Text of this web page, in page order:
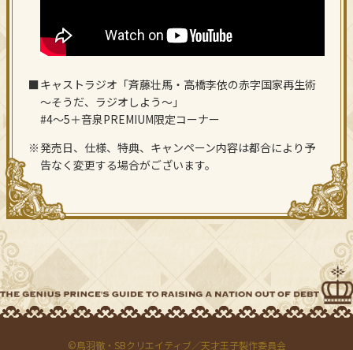
キャストラジオ「斉藤壮馬・高橋李依の赤字国家再生術
～そうだ、ラジオしよう～」
#4～5＋音泉PREMIUM限定コーナー
発売日、仕様、特典、キャンペーン内容は都合により予
告なく変更する場合がございます。
©鳥羽徹・SBクリエイティブ／天才王子製作委員会